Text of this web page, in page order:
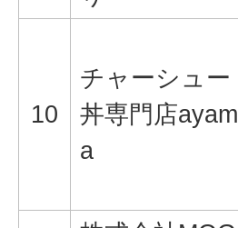
10
チャーシュー
丼専門店ayam
a